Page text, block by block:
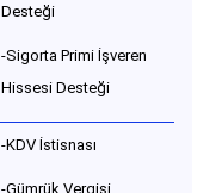
Desteği
-Sigorta Primi İşveren
Hissesi Desteği
-KDV İstisnası
-Gümrük Vergisi